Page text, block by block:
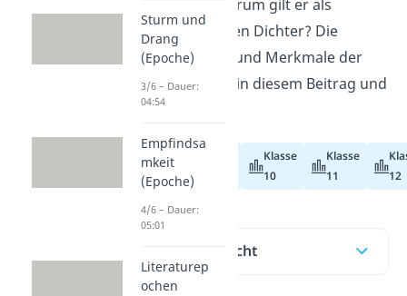
besonders und warum gilt er als
Aufstand der jungen Dichter? Die
wichtigsten Ideen und Merkmale der
Epoche findest du in diesem Beitrag und
Video.
Abiturvorbereitung
Klasse
10
Klasse
11
12
Inhaltsübersicht
Sturm und
Drang
(Epoche)
3/6 – Dauer:
04:54
Empfindsa
mkeit
(Epoche)
4/6 – Dauer:
05:01
Literaturep
ochen